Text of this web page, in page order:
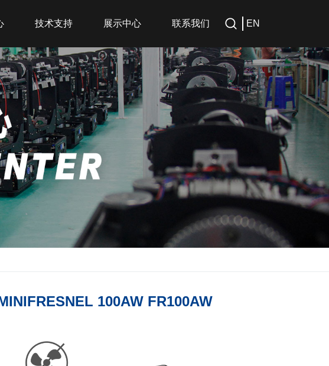
EN
技术支持 展示中心 联系我们
100AW FR100AW